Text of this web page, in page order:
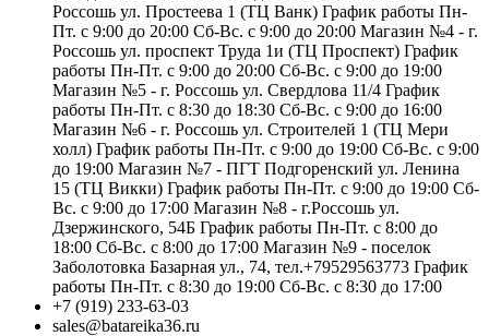
Россошь ул. Простеева 1 (ТЦ Ванк) График работы Пн-
Пт. с 9:00 до 20:00 Сб-Вс. с 9:00 до 20:00 Магазин №4 - г.
Россошь ул. проспект Труда 1и (ТЦ Проспект) График
работы Пн-Пт. с 9:00 до 20:00 Сб-Вс. с 9:00 до 19:00
Магазин №5 - г. Россошь ул. Свердлова 11/4 График
работы Пн-Пт. с 8:30 до 18:30 Сб-Вс. с 9:00 до 16:00
Магазин №6 - г. Россошь ул. Строителей 1 (ТЦ Мери
холл) График работы Пн-Пт. с 9:00 до 19:00 Сб-Вс. с 9:00
до 19:00 Магазин №7 - ПГТ Подгоренский ул. Ленина
15 (ТЦ Викки) График работы Пн-Пт. с 9:00 до 19:00 Сб-
Вс. с 9:00 до 17:00 Магазин №8 - г.Россошь ул.
Дзержинского, 54Б График работы Пн-Пт. с 8:00 до
18:00 Сб-Вс. с 8:00 до 17:00 Магазин №9 - поселок
Заболотовка Базарная ул., 74, тел.+79529563773 График
работы Пн-Пт. с 8:30 до 19:00 Сб-Вс. с 8:30 до 17:00
+7 (919) 233-63-03
sales@batareika36.ru